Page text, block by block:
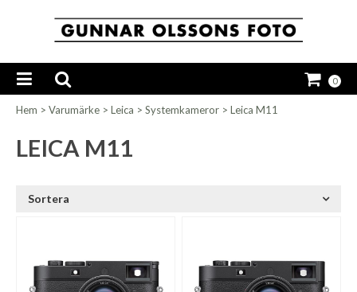
0
Hem > Varumärke > Leica > Systemkameror > Leica M11
LEICA M11
Sortera